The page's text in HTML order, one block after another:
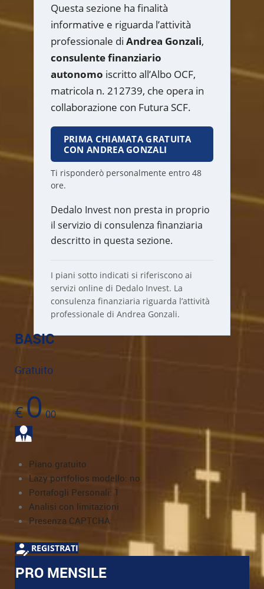
Questa sezione ha finalità
informative e riguarda l’attività
professionale di Andrea Gonzali,
consulente finanziario
autonomo iscritto all’Albo OCF,
matricola n. 212739, che opera in
collaborazione con Futura SCF.
PRIMA CHIAMATA GRATUITA
CON ANDREA GONZALI
Ti risponderò personalmente entro 48
ore.
Dedalo Invest non presta in proprio
il servizio di consulenza finanziaria
descritto in questa sezione.
I piani sotto indicati si riferiscono ai
servizi online di Dedalo Invest. La
consulenza finanziaria riguarda l’attività
professionale di Andrea Gonzali.
BASIC
Gratuito
€000
Piano gratuito
Lazy portfolios modello: no
Portafogli Personali: 1
Analisi con limitazioni
Presenza CAPTCHA
REGISTRATI
PRO MENSILE